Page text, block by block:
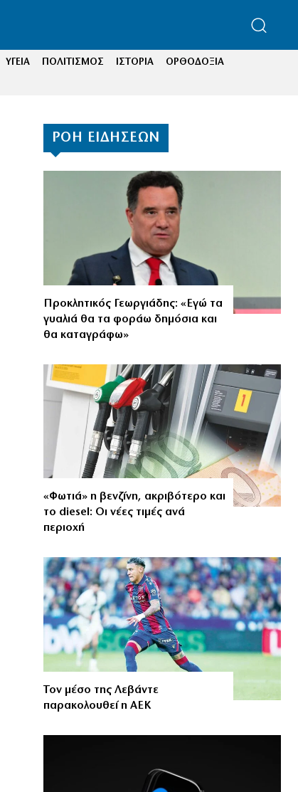
ΥΓΕΙΑ ΠΟΛΙΤΙΣΜΟΣ ΙΣΤΟΡΙΑ
ΟΡΘΟΔΟΞΙΑ
ΡΟΗ ΕΙΔΗΣΕΩΝ
Προκλητικός Γεωργιάδης: «Εγώ τα
γυαλιά θα τα φοράω δημόσια και
θα καταγράφω»
«Φωτιά» η βενζίνη, ακριβότερο και
το diesel: Οι νέες τιμές ανά
περιοχή
Τον μέσο της Λεβάντε
παρακολουθεί η ΑΕΚ